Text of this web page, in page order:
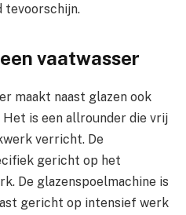
tevoorschijn.
vaatwasser
maakt naast glazen ook
is een allrounder die vrij
verricht. De
gericht op het
De glazenspoelmachine is
gericht op intensief werk